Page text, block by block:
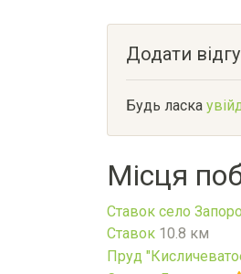
Додати
Будь ласка
Місця
Ставок село
Ставок 10.8 км
Пруд